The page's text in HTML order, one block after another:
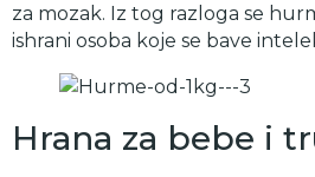
za mozak. Iz tog razloga se
ishrani osoba koje se bave
Hrana za bebe i